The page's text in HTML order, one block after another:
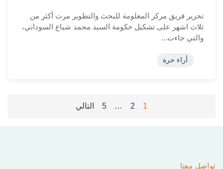
تحرير فريق مركز المعلومة للبحث والتطوير مرت أكثر من
ثلاث اشهر على تشكيل حكومة السيد محمد شياع السوداني،
والتي جاءت...
أراء حرة
1
2
…
5 التالي
تواصل معنا